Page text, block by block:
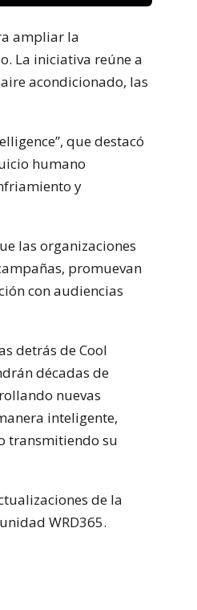
ampliar la
La iniciativa reúne a
acondicionado, las
que destacó
humano
y
las organizaciones
promuevan
con audiencias
detrás de Cool
décadas de
nuevas
inteligente,
transmitiendo su
de la
WRD365.